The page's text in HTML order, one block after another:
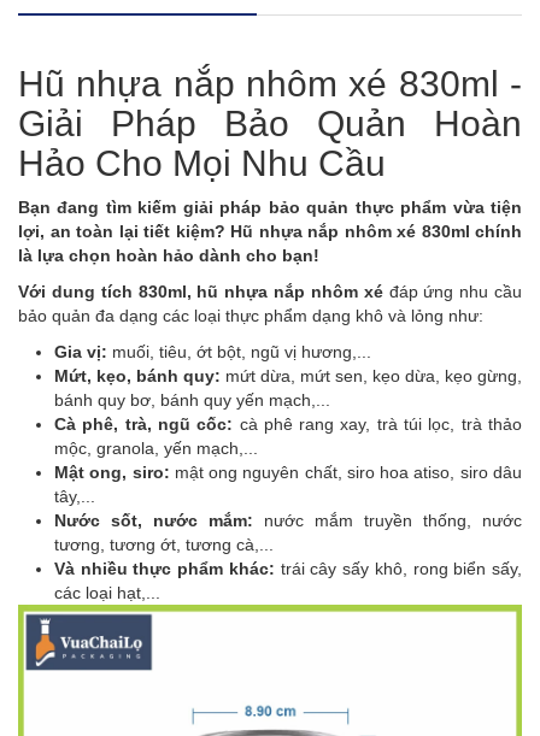
Hũ nhựa nắp nhôm xé 830ml -
Giải Pháp Bảo Quản Hoàn
Hảo Cho Mọi Nhu Cầu
Bạn đang tìm kiếm giải pháp bảo quản thực phẩm vừa tiện
lợi, an toàn lại tiết kiệm? Hũ nhựa nắp nhôm xé 830ml chính
là lựa chọn hoàn hảo dành cho bạn!
Với dung tích 830ml, hũ nhựa nắp nhôm xéđáp ứng nhu cầu
bảo quản đa dạng các loại thực phẩm dạng khô và lỏng như:
Gia vị: muối, tiêu, ớt bột, ngũ vị hương,...
Mứt, kẹo, bánh quy: mứt dừa, mứt sen, kẹo dừa, kẹo gừng,
bánh quy bơ, bánh quy yến mạch,...
Cà phê, trà, ngũ cốc: cà phê rang xay, trà túi lọc, trà thảo
mộc, granola, yến mạch,...
Mật ong, siro: mật ong nguyên chất, siro hoa atiso, siro dâu
tây,...
Nước sốt, nước mắm: nước mắm truyền thống, nước
tương, tương ớt, tương cà,...
Và nhiều thực phẩm khác: trái cây sấy khô, rong biển sấy,
các loại hạt,...